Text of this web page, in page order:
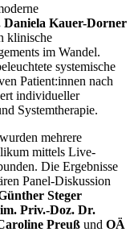
Daniela Kauer-Dorner
klinische
im Wandel.
systemische
Patient:innen nach
individueller
Systemtherapie.
mehrere
mittels Live-
Die Ergebnisse
Panel-Diskussion
Steger
Priv.-Doz. Dr.
Preuß und OÄ